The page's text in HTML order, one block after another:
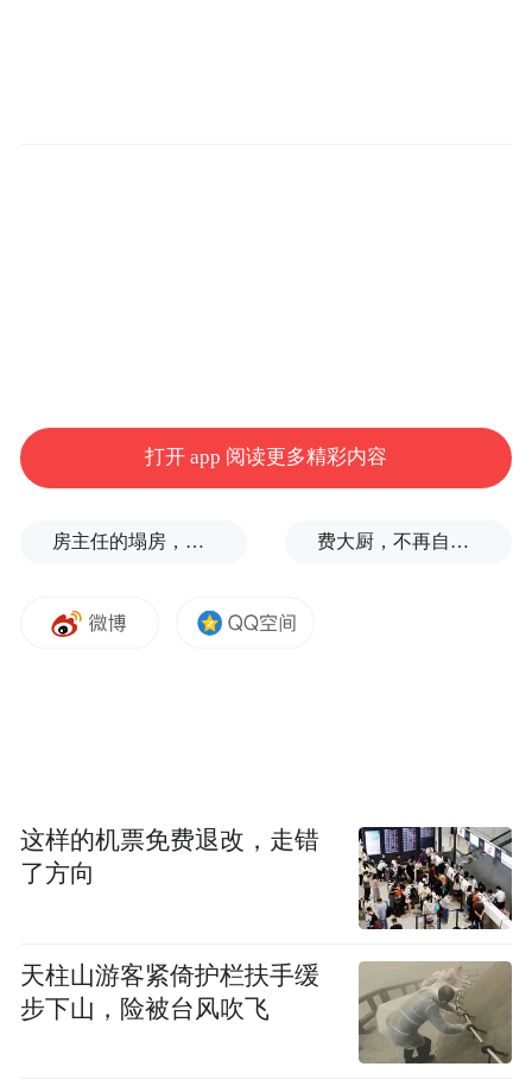
打开 app 阅读更多精彩内容
房主任的塌房，一场“人设露馅” 费大厨，不再自称大王
这样的机票免费退改，走错
了方向
天柱山游客紧倚护栏扶手缓
步下山，险被台风吹飞